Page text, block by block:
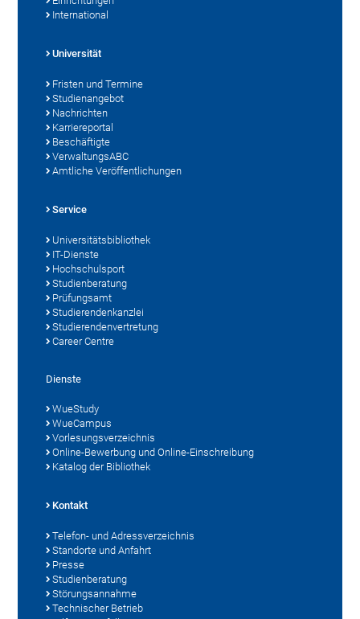
International
Universität
Fristen und Termine
Studienangebot
Nachrichten
Karriereportal
Beschäftigte
VerwaltungsABC
Amtliche Veröffentlichungen
Service
Universitätsbibliothek
IT-Dienste
Hochschulsport
Studienberatung
Prüfungsamt
Studierendenkanzlei
Studierendenvertretung
Career Centre
Dienste
WueStudy
WueCampus
Vorlesungsverzeichnis
Online-Bewerbung und Online-Einschreibung
Katalog der Bibliothek
Kontakt
Telefon- und Adressverzeichnis
Standorte und Anfahrt
Presse
Studienberatung
Störungsannahme
Technischer Betrieb